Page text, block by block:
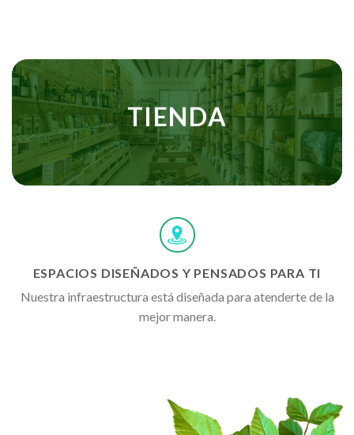
TIENDA
ESPACIOS DISEÑADOS Y PENSADOS PARA TI
Nuestra infraestructura está diseñada para atenderte de la
mejor manera.